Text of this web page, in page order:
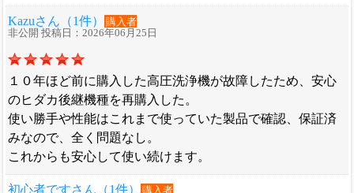
Kazuさん（1件）
購入者
非公開 投稿日：2026年06月25日
１０年ほど前に購入した高圧洗浄機が故障したため、安心
のヒダカ後継機種を再購入した。
使い勝手や性能はこれまで使っていた製品で確認、保証済
みなので、全く問題なし。
これからも安心して使い続けます。
初心者ですさん（1件）
購入者